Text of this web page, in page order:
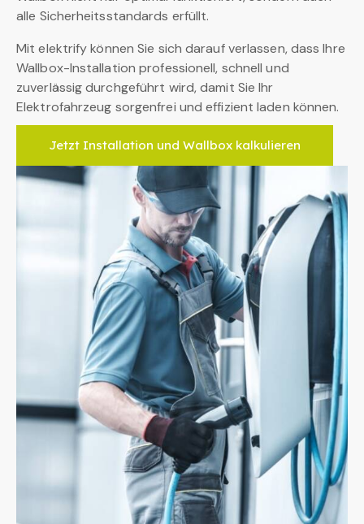
alle Sicherheitsstandards erfüllt.
Mit elektrify können Sie sich darauf verlassen, dass Ihre
Wallbox-Installation professionell, schnell und
zuverlässig durchgeführt wird, damit Sie Ihr
Elektrofahrzeug sorgenfrei und effizient laden können.
Jetzt Installation und Wallbox kalkulieren